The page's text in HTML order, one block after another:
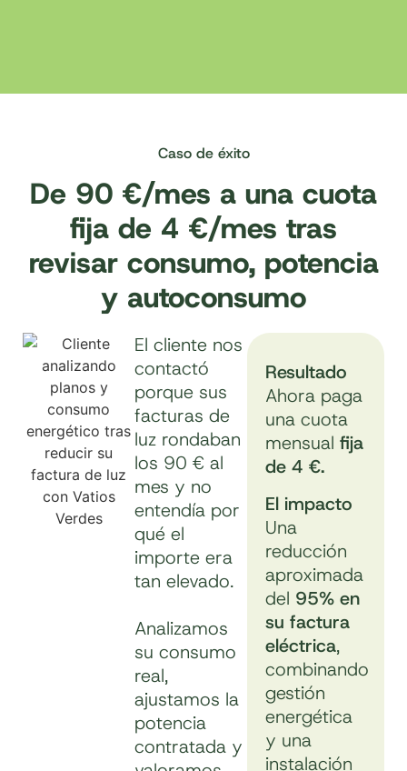
Caso de éxito
De 90 €/mes a una cuota
fija de 4 €/mes tras
revisar consumo, potencia
y autoconsumo
El cliente nos
contactó
porque sus
facturas de
luz rondaban
los 90 € al
mes y no
entendía por
qué el
importe era
tan elevado.
Analizamos
su consumo
real,
ajustamos la
potencia
contratada y
Resultado
Ahora paga
una cuota
mensual fija
de 4 €.
El impacto
Una
reducción
aproximada
del 95% en
su factura
eléctrica,
combinando
gestión
energética
y una
instalación